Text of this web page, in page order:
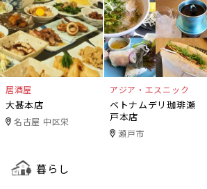
居酒屋
大甚本店
名古屋 中区栄
アジア・エスニック
ベトナムデリ珈琲瀬
戸本店
瀬戸市
暮らし